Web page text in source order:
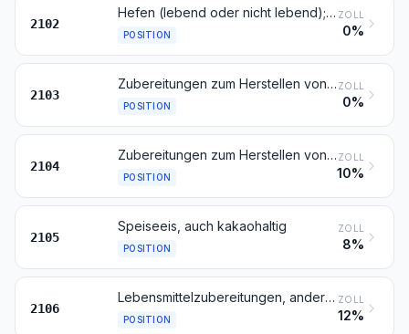
2102
Hefen (lebend oder nicht lebend); andere Einzeller-Mikroorganismen, nicht lebend (ausgenommen Vaccine der Position 3002); zubereitete Backtriebmittel in Pulverform
POSITION
ZOLL
0%
2103
Zubereitungen zum Herstellen von Würzsoßen und zubereitete Würzsoßen; zusammengesetzte Würzmittel; Senfmehl, auch zubereitet, und Senf
POSITION
ZOLL
0%
2104
Zubereitungen zum Herstellen von Suppen oder Brühen; Suppen und Brühen; zusammengesetzte homogenisierte Lebensmittelzubereitungen
POSITION
ZOLL
10%
2105
Speiseeis, auch kakaohaltig
POSITION
ZOLL
8%
2106
Lebensmittelzubereitungen, anderweit weder genannt noch inbegriffen
POSITION
ZOLL
12%